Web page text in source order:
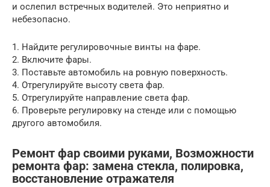
и ослепил встречных водителей. Это неприятно и
небезопасно.
1. Найдите регулировочные винты на фаре.
2. Включите фары.
3. Поставьте автомобиль на ровную поверхность.
4. Отрегулируйте высоту света фар.
5. Отрегулируйте направление света фар.
6. Проверьте регулировку на стенде или с помощью
другого автомобиля.
Ремонт фар своими руками, Возможности
ремонта фар: замена стекла, полировка,
восстановление отражателя